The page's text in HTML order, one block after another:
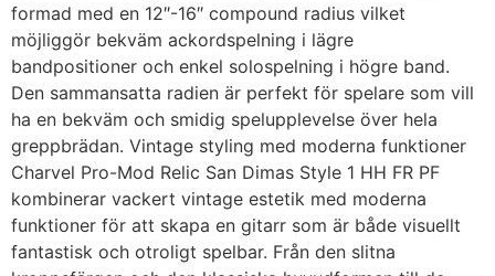
formad med en 12″-16″ compound radius vilket
möjliggör bekväm ackordspelning i lägre
bandpositioner och enkel solospelning i högre band.
Den sammansatta radien är perfekt för spelare som vill
ha en bekväm och smidig spelupplevelse över hela
greppbrädan. Vintage styling med moderna funktioner
Charvel Pro-Mod Relic San Dimas Style 1 HH FR PF
kombinerar vackert vintage estetik med moderna
funktioner för att skapa en gitarr som är både visuellt
fantastisk och otroligt spelbar. Från den slitna